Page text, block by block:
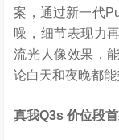
案，通过新一代
噪，细节表现力
流光人像效果，
论白天和夜晚都能
真我Q3s价位段